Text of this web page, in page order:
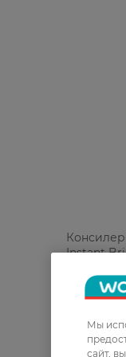
Instant
Мы
сайт,